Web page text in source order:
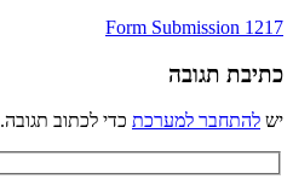
ניווט
Form Submission 1217
כתיבת תגובה
יש להתחבר למערכת כדי לכתוב תגובה.